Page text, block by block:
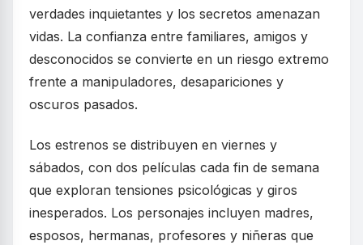
verdades inquietantes y los secretos amenazan
vidas. La confianza entre familiares, amigos y
desconocidos se convierte en un riesgo extremo
frente a manipuladores, desapariciones y
oscuros pasados.
Los estrenos se distribuyen en viernes y
sábados, con dos películas cada fin de semana
que exploran tensiones psicológicas y giros
inesperados. Los personajes incluyen madres,
esposos, hermanas, profesores y niñeras que